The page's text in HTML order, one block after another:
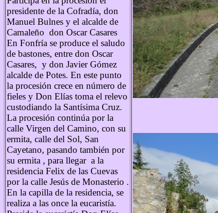
presidente de la Cofradía, don
Manuel Bulnes y el alcalde de
Camaleño don Oscar Casares
En Fonfría se produce el saludo
de bastones, entre don Oscar
Casares, y don Javier Gómez
alcalde de Potes. En este punto
la procesión crece en número de
fieles y Don Elías toma el relevo
custodiando la Santísima Cruz.
La procesión continúa por la
calle Virgen del Camino, con su
ermita, calle del Sol, San
Cayetano, pasando también por
su ermita , para llegar a la
residencia Felix de las Cuevas
por la calle Jesús de Monasterio .
En la capilla de la residencia, se
realiza a las once la eucaristía.